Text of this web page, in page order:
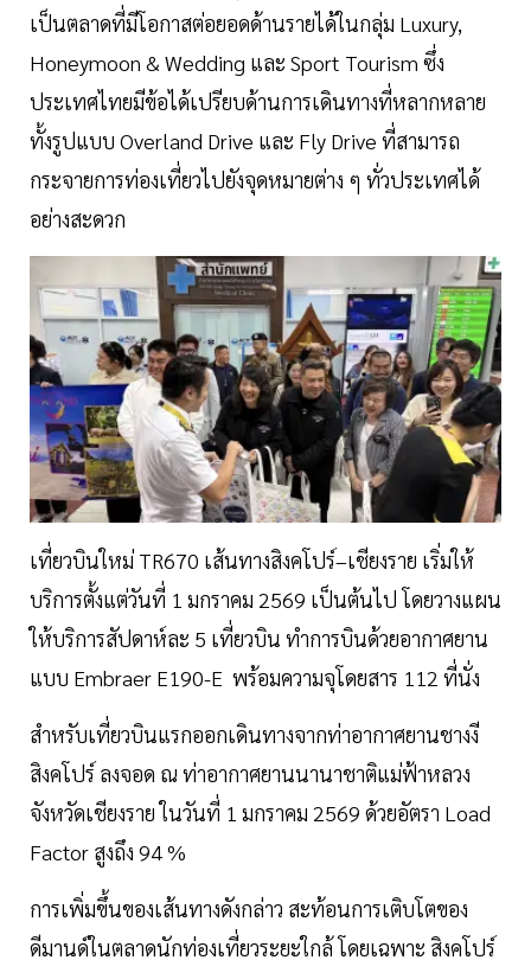
เป็นตลาดที่มีโอกาสต่อยอดด้านรายได้ในกลุ่ม Luxury,
Honeymoon & Wedding และ Sport Tourism ซึ่ง
ประเทศไทยมีข้อได้เปรียบด้านการเดินทางที่หลากหลาย
ทั้งรูปแบบ Overland Drive และ Fly Drive ที่สามารถ
กระจายการท่องเที่ยวไปยังจุดหมายต่าง ๆ ทั่วประเทศได้
อย่างสะดวก
เที่ยวบินใหม่ TR670 เส้นทางสิงคโปร์–เชียงราย เริ่มให้
บริการตั้งแต่วันที่ 1 มกราคม 2569 เป็นต้นไป โดยวางแผน
ให้บริการสัปดาห์ละ 5 เที่ยวบิน ทำการบินด้วยอากาศยาน
แบบ Embraer E190-E พร้อมความจุโดยสาร 112 ที่นั่ง
สำหรับเที่ยวบินแรกออกเดินทางจากท่าอากาศยานชางงี
สิงคโปร์ ลงจอด ณ ท่าอากาศยานนานาชาติแม่ฟ้าหลวง
จังหวัดเชียงราย ในวันที่ 1 มกราคม 2569 ด้วยอัตรา Load
Factor สูงถึง 94 %
การเพิ่มขึ้นของเส้นทางดังกล่าว สะท้อนการเติบโตของ
ดีมานด์ในตลาดนักท่องเที่ยวระยะใกล้ โดยเฉพาะ สิงคโปร์